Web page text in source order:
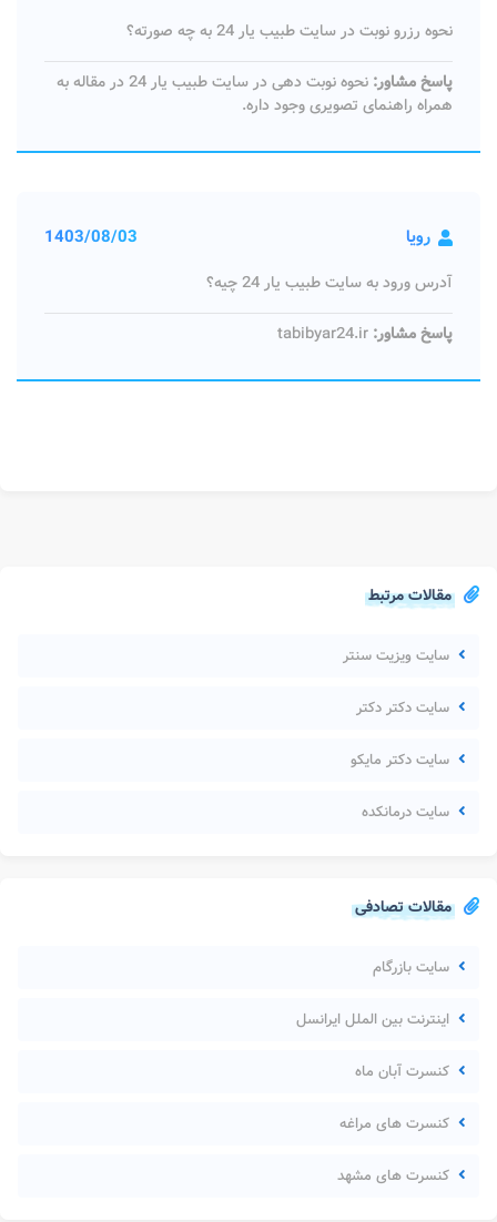
مقالات مرتبط
سایت ویزیت سنتر
سایت دکتر دکتر
سایت دکتر مایکو
سایت درمانکده
مقالات تصادفی
سایت بازرگام
اینترنت بین الملل ایرانسل
کنسرت آبان ماه
کنسرت های مراغه
کنسرت های مشهد
نحوه رزرو نوبت در سایت طبیب یار 24 به چه صورته؟
پاسخ مشاور:
نحوه نوبت دهی در سایت طبیب یار 24 در مقاله به
همراه راهنمای تصویری وجود داره.
رویا 1403/08/03
آدرس ورود به سایت طبیب یار 24 چیه؟
پاسخ مشاور: